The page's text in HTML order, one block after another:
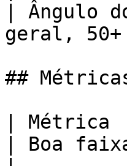
| Ângulo
geral,
##
|
| Boa